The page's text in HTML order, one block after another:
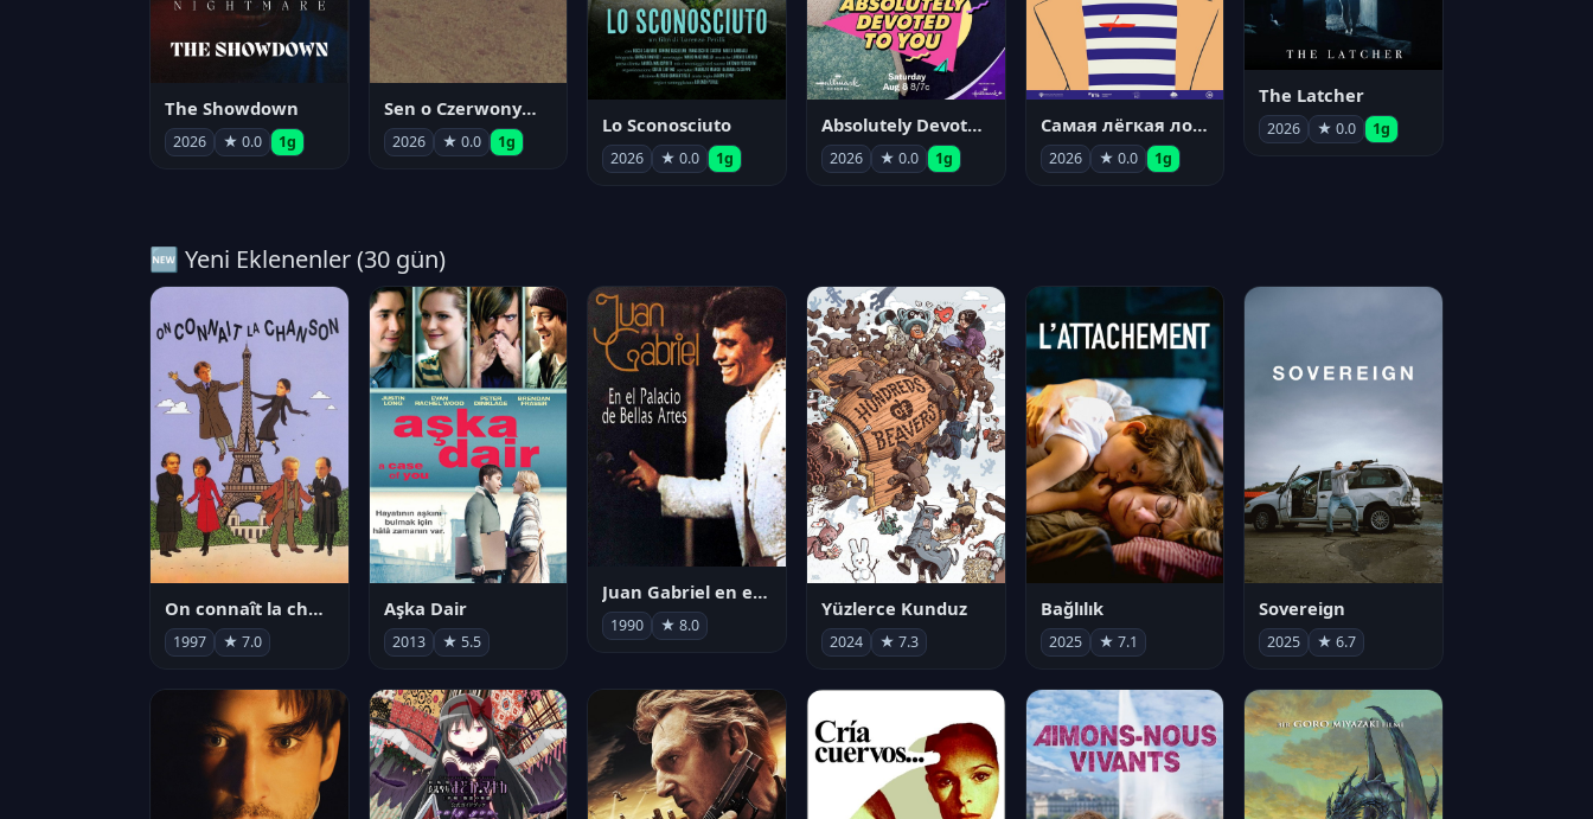
The Showdown
2026 ★ 0.0 1g
Sen o Czerwonym Pyle
2026 ★ 0.0 1g
Lo Sconosciuto
2026 ★ 0.0 1g
Absolutely Devoted to You
2026 ★ 0.0 1g
Самая лёгкая лодка в мире
2026 ★ 0.0 1g
The Latcher
2026 ★ 0.0 1g
🆕 Yeni Eklenenler (30 gün)
On connaît la chanson
1997 ★ 7.0
Aşka Dair
2013 ★ 5.5
Juan Gabriel en el Palacio de Bellas Artes
1990 ★ 8.0
Yüzlerce Kunduz
2024 ★ 7.3
Bağlılık
2025 ★ 7.1
Sovereign
2025 ★ 6.7